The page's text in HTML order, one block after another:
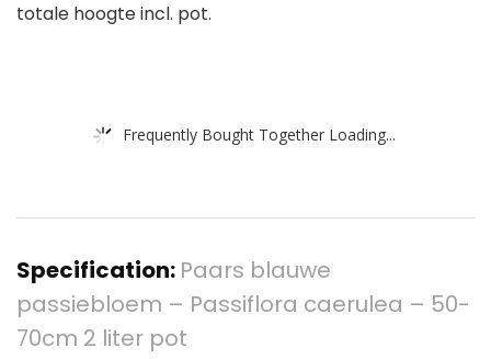
totale hoogte incl. pot.
Frequently Bought Together Loading...
Specification: Paars blauwe
passiebloem – Passiflora caerulea – 50-
70cm 2 liter pot